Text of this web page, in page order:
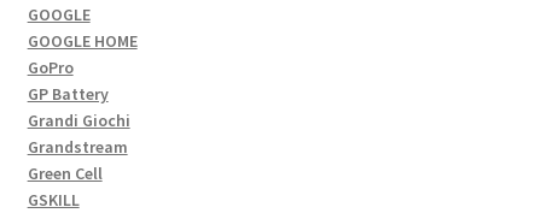
GOOGLE
GOOGLE HOME
GoPro
GP Battery
Grandi Giochi
Grandstream
Green Cell
GSKILL